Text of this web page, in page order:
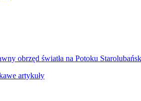
obrzęd światła na Potoku
artykuły